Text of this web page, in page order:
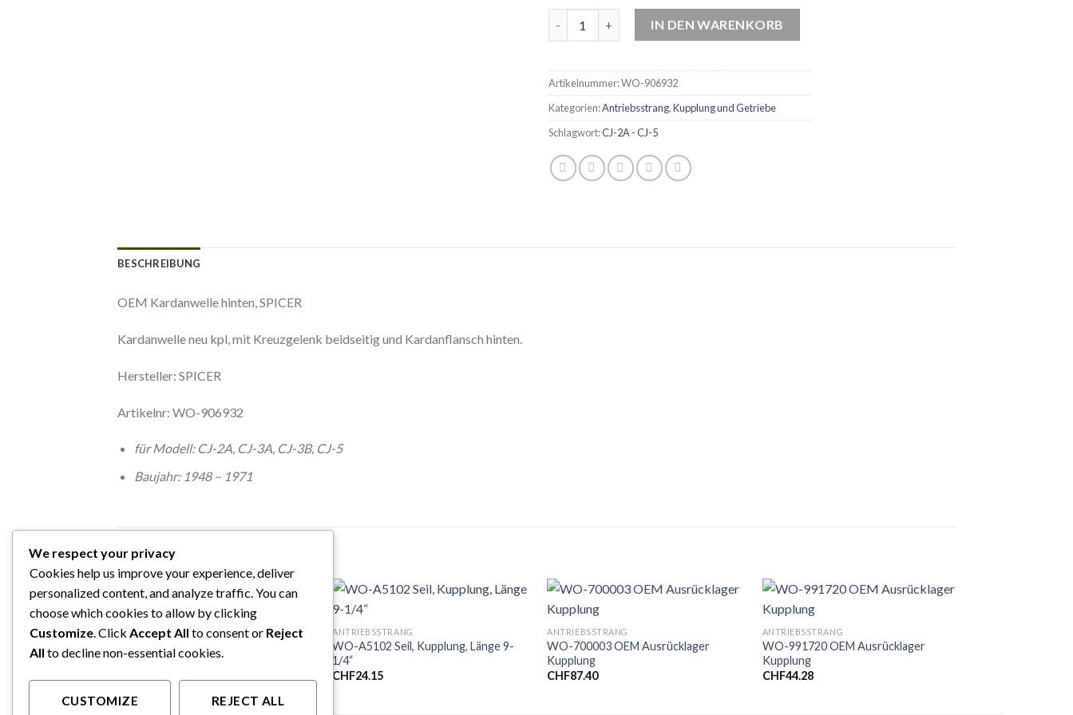
IN DEN WARENKORB
Artikelnummer:WO-906932
Kategorien:Antriebsstrang,Kupplung und Getriebe
Schlagwort:CJ-2A - CJ-5
BESCHREIBUNG
OEM Kardanwelle hinten, SPICER
Kardanwelle neu kpl, mit Kreuzgelenk beidseitig und Kardanflansch hinten.
Hersteller: SPICER
Artikelnr: WO-906932
für Modell: CJ-2A, CJ-3A, CJ-3B, CJ-5
Baujahr: 1948 – 1971
ÄHNLICHE PRODUKTE
ANTRIEBSSTRANG
WO-A6359KG Set Pedalmanschetten
ANTRIEBSSTRANG
WO-A5102 Seil, Kupplung, Länge 9-
1/4“
CHF24.15
ANTRIEBSSTRANG
WO-700003 OEM Ausrücklager
Kupplung
CHF87.40
ANTRIEBSSTRANG
WO-991720 OEM Ausrücklager
Kupplung
CHF44.28
We respect your privacy
Cookies help us improve your experience, deliver
personalized content, and analyze traffic. You can
choose which cookies to allow by clicking
Customize . Click Accept All to consent or Reject
All to decline non-essential cookies.
CUSTOMIZE REJECT ALL